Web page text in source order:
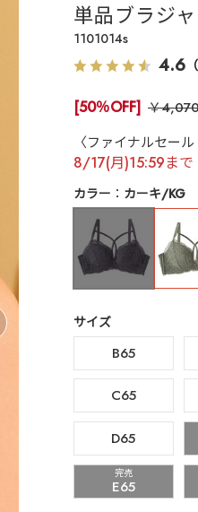
単品ブラジ
1101014s
4.6
[50％OFF] ￥
〈ファイナルセール
8/17(月)15:59まで
カラー カーキ/KG
サイズ
B65
C65
D65
完売
E65